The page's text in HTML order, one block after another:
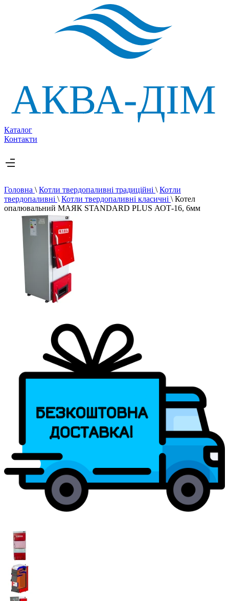
Каталог
Контакти
Головна \ Котли твердопаливні традиційні \ Котли
твердопаливні \ Котли твердопаливні класичні \ Котел
опалювальний МАЯК STANDARD PLUS АОТ-16, 6мм